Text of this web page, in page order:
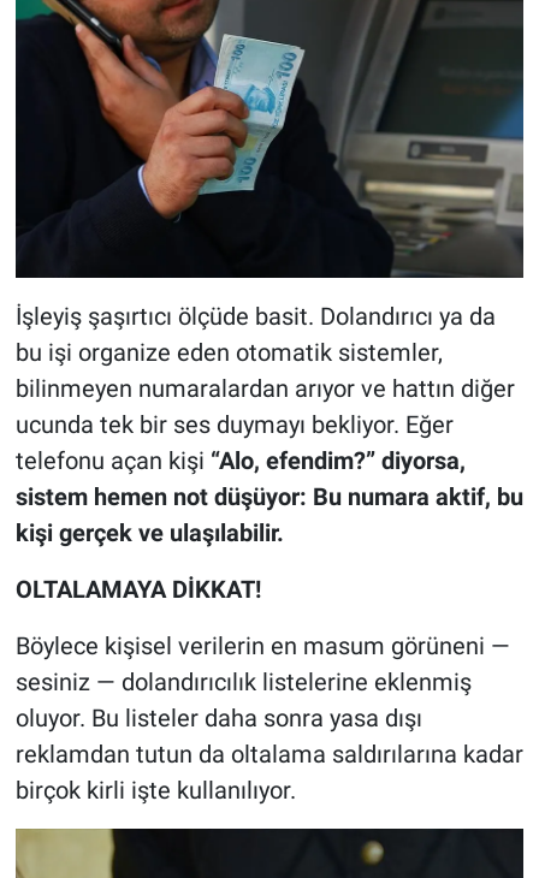
İşleyiş şaşırtıcı ölçüde basit. Dolandırıcı ya da
bu işi organize eden otomatik sistemler,
bilinmeyen numaralardan arıyor ve hattın diğer
ucunda tek bir ses duymayı bekliyor. Eğer
telefonu açan kişi “Alo, efendim?” diyorsa,
sistem hemen not düşüyor: Bu numara aktif, bu
kişi gerçek ve ulaşılabilir.
OLTALAMAYA DİKKAT!
Böylece kişisel verilerin en masum görüneni —
sesiniz — dolandırıcılık listelerine eklenmiş
oluyor. Bu listeler daha sonra yasa dışı
reklamdan tutun da oltalama saldırılarına kadar
birçok kirli işte kullanılıyor.